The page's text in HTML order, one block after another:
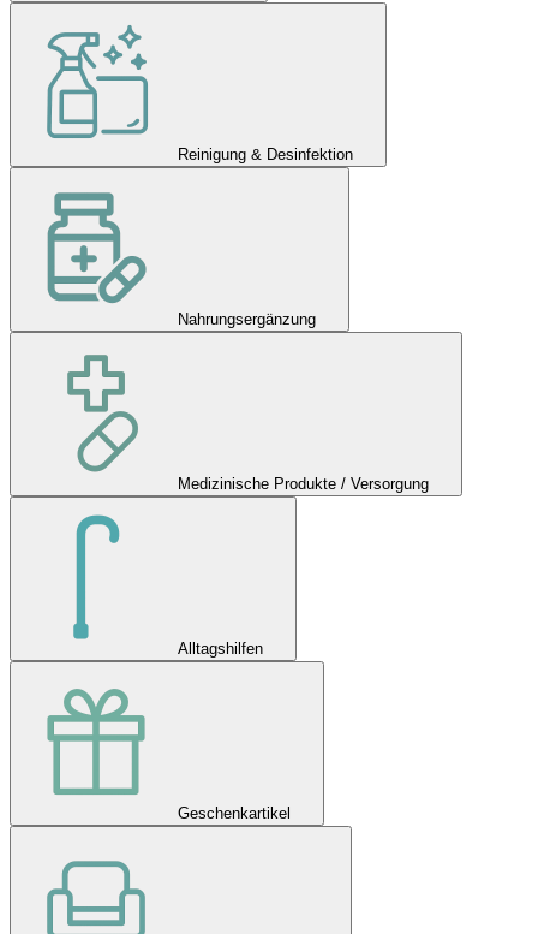
Reinigung & Desinfektion
Nahrungsergänzung
Medizinische Produkte / Versorgung
Alltagshilfen
Geschenkartikel